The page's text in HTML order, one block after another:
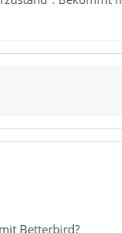
Betterbird?